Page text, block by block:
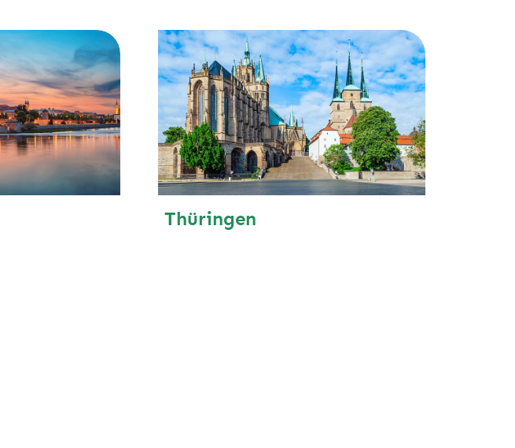
Thüringen